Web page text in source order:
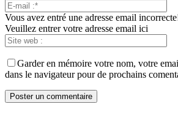
Vous avez entré une adresse email
Veuillez entrer votre adresse email ici
Garder en mémoire votre nom, votre
dans le navigateur pour de prochains